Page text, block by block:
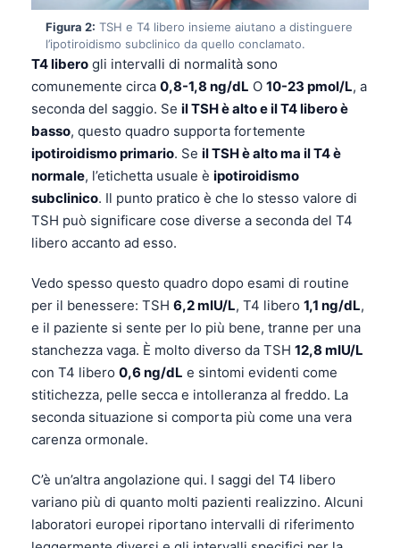
Figura 2: TSH e T4 libero insieme aiutano a distinguere
l’ipotiroidismo subclinico da quello conclamato.
T4 libero gli intervalli di normalità sono
comunemente circa 0,8-1,8 ng/dL O 10-23 pmol/L, a
seconda del saggio. Se il TSH è alto e il T4 libero è
basso, questo quadro supporta fortemente
ipotiroidismo primario. Se il TSH è alto ma il T4 è
normale, l’etichetta usuale è ipotiroidismo
subclinico. Il punto pratico è che lo stesso valore di
TSH può significare cose diverse a seconda del T4
libero accanto ad esso.
Vedo spesso questo quadro dopo esami di routine
per il benessere: TSH 6,2 mIU/L, T4 libero 1,1 ng/dL,
e il paziente si sente per lo più bene, tranne per una
stanchezza vaga. È molto diverso da TSH 12,8 mIU/L
con T4 libero 0,6 ng/dL e sintomi evidenti come
stitichezza, pelle secca e intolleranza al freddo. La
seconda situazione si comporta più come una vera
carenza ormonale.
C’è un’altra angolazione qui. I saggi del T4 libero
variano più di quanto molti pazienti realizzino. Alcuni
laboratori europei riportano intervalli di riferimento